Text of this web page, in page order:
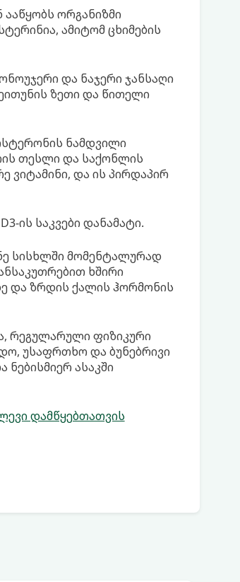
ორგანიზმი
ამიტომ ცხიმების
და ნაჯერი ჯანსაღი
ზეთი და წითელი
ნამდვილი
თესლი და საქონლის
და ის პირდაპირ
ის საკვები დანამატი.
სისხლში მომენტალურად
ხშირი
და ზრდის ქალის ჰორმონის
რეგულარული ფიზიკური
უსაფრთხო და ბუნებრივი
ნებისმიერ ასაკში
დამწყებთათვის